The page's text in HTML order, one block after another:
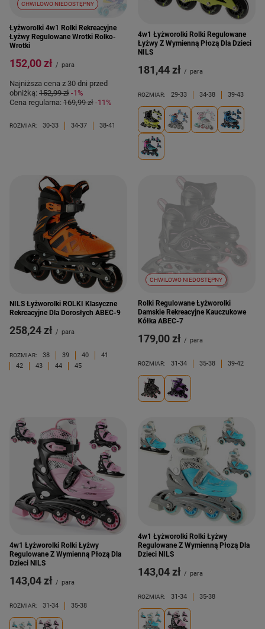
CHWILOWO NIEDOSTĘPNY
Łyżworolki 4w1 Rolki Rekreacyjne
Łyżwy Regulowane Wrotki Rolko-
Wrotki
152,00 zł / para
Najniższa cena z 30 dni przed
obniżką: 152,99 zł -1%
Cena regularna: 169,99 zł -11%
ROZMIAR: 30-33 34-37 38-41
4w1 Łyżworolki Rolki Regulowane
Łyżwy Z Wymienną Płozą Dla Dzieci
NILS
181,44 zł / para
ROZMIAR: 29-33 34-38 39-43
NILS Łyżworolki ROLKI Klasyczne
Rekreacyjne Dla Dorosłych ABEC-9
258,24 zł / para
ROZMIAR: 38 39 40
41
42
43 44 45
CHWILOWO NIEDOSTĘPNY
Rolki Regulowane Łyżworolki
Damskie Rekreacyjne Kauczukowe
Kółka ABEC-7
179,00 zł / para
ROZMIAR: 31-34 35-38 39-42
4w1 Łyżworolki Rolki Łyżwy
Regulowane Z Wymienną Płozą Dla
Dzieci NILS
143,04 zł / para
ROZMIAR: 31-34 35-38
4w1 Łyżworolki Rolki Łyżwy
Regulowane Z Wymienną Płozą Dla
Dzieci NILS
143,04 zł / para
ROZMIAR: 31-34 35-38